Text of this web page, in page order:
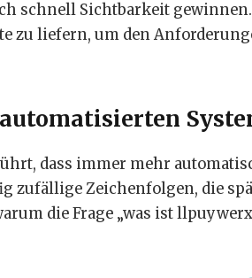
schnell Sichtbarkeit
zu liefern, um den
dass immer mehr
zufällige Zeichenfolgen, die
die Frage „was ist